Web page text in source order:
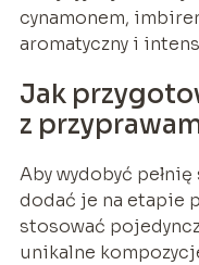
cynamonem,
aromatyczny i
Jak
z
Aby wydobyć
dodać je na etapie
stosować
unikalne